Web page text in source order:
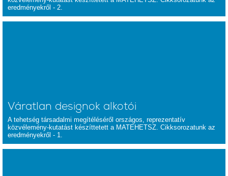
eredményekről - 2.
Váratlan designok alkotói
A tehetség társadalmi megítéléséről országos, reprezentatív
közvélemény-kutatást készíttetett a MATEHETSZ. Cikksorozatunk az
eredményekről - 1.